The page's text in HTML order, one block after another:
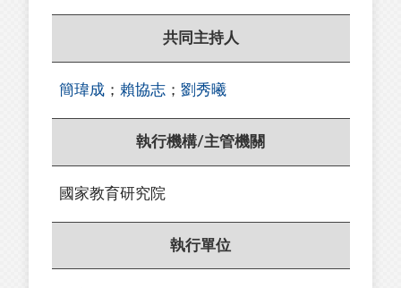
共同主持人
簡瑋成 ； 賴協志 ； 劉秀曦
執行機構/主管機關
國家教育研究院
執行單位